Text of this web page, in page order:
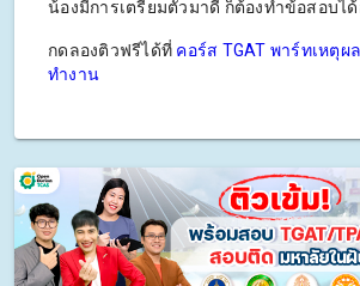
น้องมีการเตรียมตัวมาดี ก็ต้องทำข้อสอบไ
กดลองติวฟรีได้ที่ คอร์ส TGAT พาร์ทเหตุผ
ทำงาน